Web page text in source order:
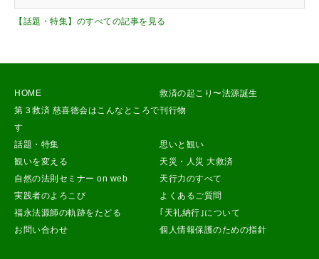
【話題・特集】のすべての記事を見る
HOME
救済の起こり〜法源誕生
第３救済 慈喜徳会はこんなところで
す
刊行物
話題・特集
思いと観い
観いを変える
天災・人災 大救済
自然の法則セミナー on web
天行力のすべて
実践者のよろこび
よくあるご質問
福永法源師の軌跡をたどる
｢天礼納行｣について
お問い合わせ
個人情報保護のための指針